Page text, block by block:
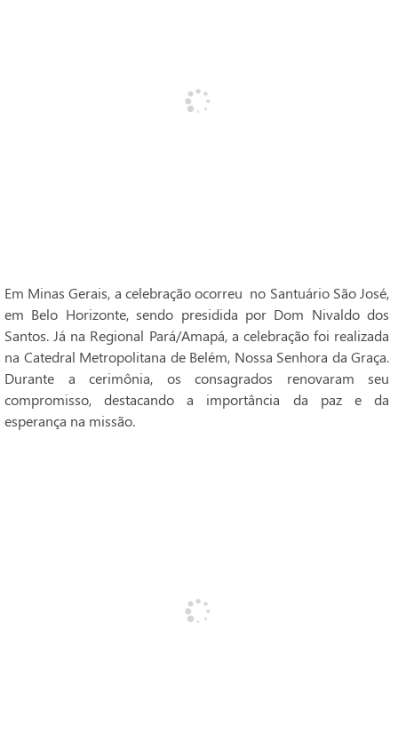
Em Minas Gerais, a celebração ocorreu no Santuário São José,
em Belo Horizonte, sendo presidida por Dom Nivaldo dos
Santos. Já na Regional Pará/Amapá, a celebração foi realizada
na Catedral Metropolitana de Belém, Nossa Senhora da Graça.
Durante a cerimônia, os consagrados renovaram seu
compromisso, destacando a importância da paz e da
esperança na missão.